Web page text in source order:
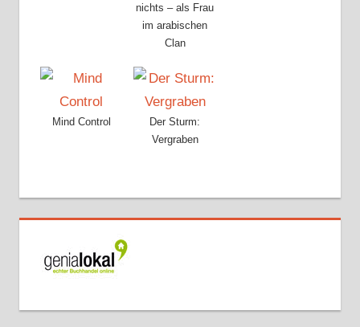
nichts – als Frau
im arabischen
Clan
Mind Control
Der Sturm:
Vergraben